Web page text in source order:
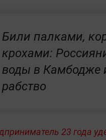
Били палками,
крохами:
воды в Камбодже
рабство
23 года